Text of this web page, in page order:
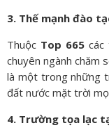
3. Thế mạnh đào
Thuộc Top 665 các
chuyên ngành chăm
là một trong những
đất nước mặt trời
4. Trường tọa lạc